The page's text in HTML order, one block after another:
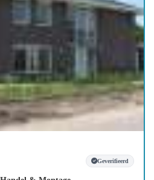
Geverifieerd